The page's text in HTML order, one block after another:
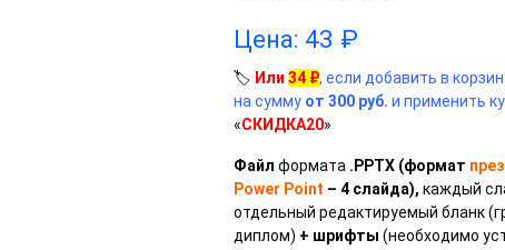
Цена: 43 ₽
🏷️ Или 34 ₽, если добавить в
на сумму от 300 руб. и применить
«СКИДКА20»
Файл формата .PPTX (формат
Power Point – 4 слайда), каждый
отдельный редактируемый бланк
диплом) + шрифты (необходимо